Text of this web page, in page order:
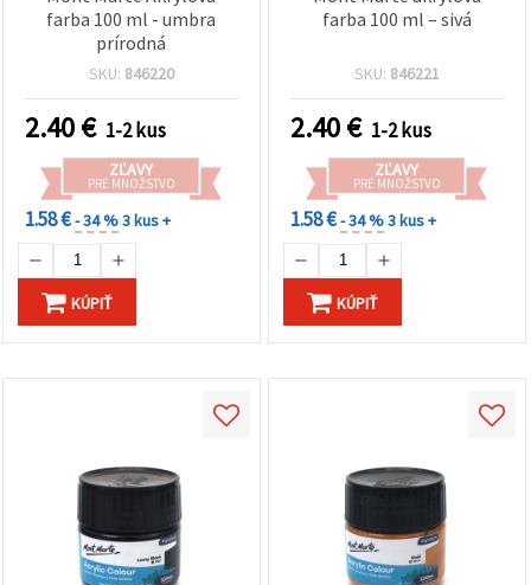
farba 100 ml - umbra
prírodná
SKU: 846220
2.40€ 1-2 kus
ZĽAVY
PRE MNOŽSTVO
1.58 €- 34 %3 kus +
KÚPIŤ
farba 100 ml – sivá
SKU: 846221
2.40€ 1-2 kus
ZĽAVY
PRE MNOŽSTVO
1.58 €- 34 %3 kus +
KÚPIŤ